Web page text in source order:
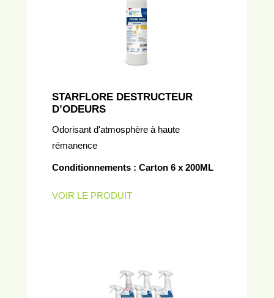
STARFLORE DESTRUCTEUR
D’ODEURS
Odorisant d'atmosphère à haute
rémanence
Conditionnements : Carton 6 x 200ML
VOIR LE PRODUIT